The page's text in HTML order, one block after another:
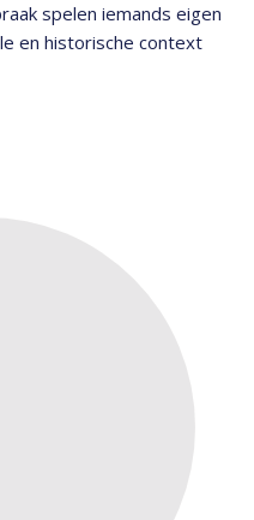
spelen iemands eigen
en historische context